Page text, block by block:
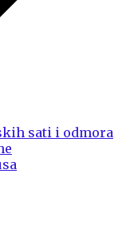
sati i odmora